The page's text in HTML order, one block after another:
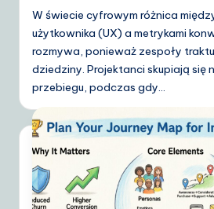
W świecie cyfrowym różnica
użytkownika (UX) a metrykami
rozmywa, ponieważ zespoły
dziedziny. Projektanci skupiają się
przebiegu, podczas gdy…